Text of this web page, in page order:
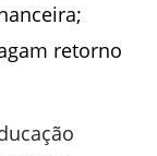
retorno